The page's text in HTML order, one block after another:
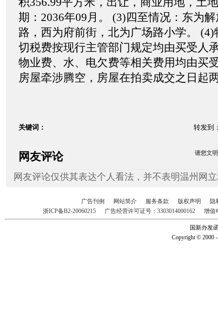
期：2036年09月。 (3)四至情况：东为
路，西为府前街，北为广场路小学。
切税费按现行主管部门规定均由买受人
物业费、水、电欠费等相关费用均由买
房屋牵涉腾空，房屋在拍卖成交之日起
关键词： 转发到
请您文
网友评论
网友评论仅供其表达个人看法，并不表明温州网
广告刊例 网站简介 服务条款 版权声明
隐
浙ICP备B2-20060215
广告经营许可证号：3303014000162 增值
国新办发
Copyright © 2000 -